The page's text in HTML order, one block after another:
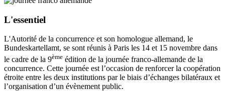
L'essentiel
L'Autorité de la concurrence et son homologue allemand, le
Bundeskartellamt, se sont réunis à Paris les 14 et 15 novembre dans
le cadre de la 9ème édition de la journée franco-allemande de la
concurrence. Cette journée est l’occasion de renforcer la coopération
étroite entre les deux institutions par le biais d’échanges bilatéraux et
l’organisation d’un évènement public.